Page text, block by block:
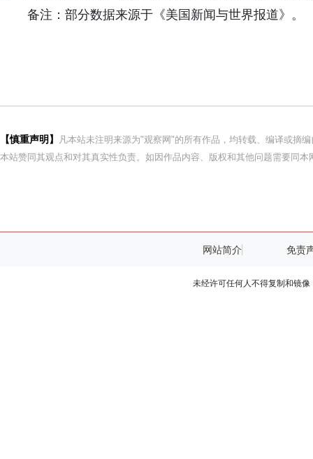
备注：部分数据来源于《美国新闻与世界报道》。
【慎重声明】
凡本站未注明来源为"观察网"的所有作品，均转载、编译或摘
本站赞同其观点和对其真实性负责。如因作品内容、版权和其他问题需要同本
网站简介 免责
未经许可任何人不得复制和镜